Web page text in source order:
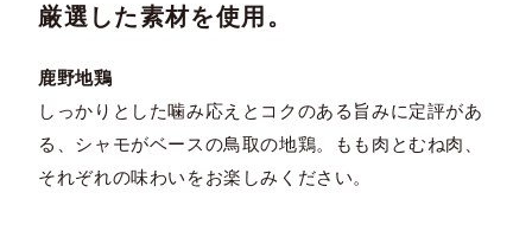
厳選した素材を使用。
鹿野地鶏
しっかりとした噛み応えとコクのある旨みに定評があ
る、シャモがベースの鳥取の地鶏。もも肉とむね肉、
それぞれの味わいをお楽しみください。